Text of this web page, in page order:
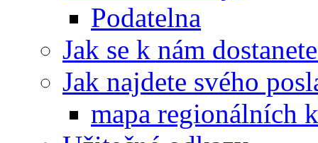
Podatelna
Jak se k nám
Jak najdete svého
mapa regionálních